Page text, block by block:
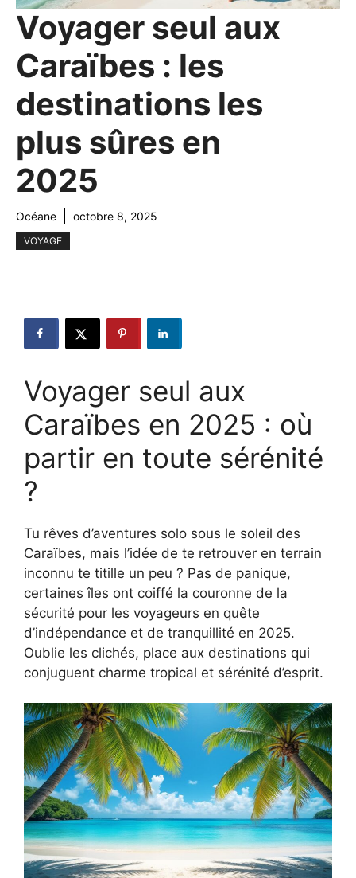
Voyager seul aux
Caraïbes : les
destinations les
plus sûres en
2025
Océane octobre 8, 2025
VOYAGE
Voyager seul aux
Caraïbes en 2025 : où
partir en toute sérénité
?
Tu rêves d’aventures solo sous le soleil des
Caraïbes, mais l’idée de te retrouver en terrain
inconnu te titille un peu ? Pas de panique,
certaines îles ont coiffé la couronne de la
sécurité pour les voyageurs en quête
d’indépendance et de tranquillité en 2025.
Oublie les clichés, place aux destinations qui
conjuguent charme tropical et sérénité d’esprit.